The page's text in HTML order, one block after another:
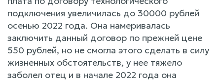
подключения увеличилась до 30000 рублей
осенью 2022 года. Она намеривалась
заключить данный договор по прежней цене
550 рублей, но не смогла этого сделать в силу
жизненных обстоятельств, у нее тяжело
заболел отец и в начале 2022 года она